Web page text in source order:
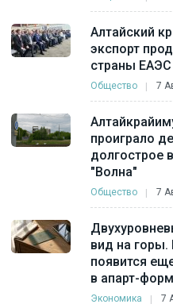
Алтайский
экспорт
страны ЕАЭС
Общество 7
проиграло
долгострое
"Волна"
Общество 7
вид на горы.
появится
в апарт-
Экономика 7